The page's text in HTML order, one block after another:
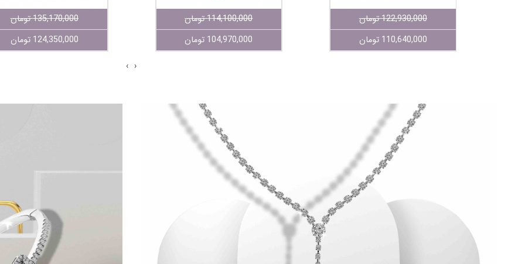
122,930,000 تومان
110,640,000 تومان
114,100,000 تومان
104,970,000 تومان
135,170,000 تومان
124,350,000 تومان
‹
›